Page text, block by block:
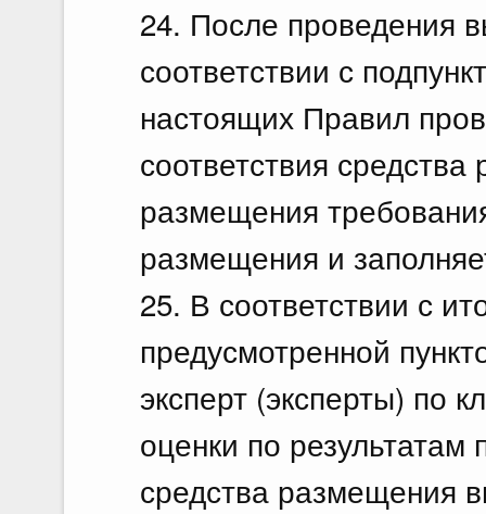
24. После проведения
соответствии с
настоящих Правил
соответствия
размещения
размещения и
25. В соответствии с
предусмотренной
эксперт (эксперты) по
оценки по результатам
средства размещения